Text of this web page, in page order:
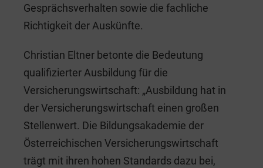
Gesprächsverhalten sowie die fachliche
Richtigkeit der Auskünfte.
Christian Eltner betonte die Bedeutung
qualifizierter Ausbildung für die
Versicherungswirtschaft: „Ausbildung hat in
der Versicherungswirtschaft einen großen
Stellenwert. Die Bildungsakademie der
Österreichischen Versicherungswirtschaft
trägt mit ihren hohen Standards dazu bei,